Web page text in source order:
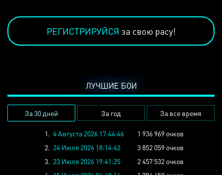
РЕГИСТРИРУЙСЯ за свою расу!
ЛУЧШИЕ БОИ
За 30 дней За год За все время
1. 4 Августа 2026 17:44:46
1 936 969 очков
2. 24 Июля 2026 18:14:42
3 852 059 очков
3. 23 Июля 2026 19:41:25
2 457 532 очков